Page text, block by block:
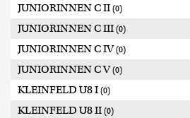
JUNIORINNEN C II (0)
JUNIORINNEN C III (0)
JUNIORINNEN C IV(0)
JUNIORINNEN C V(0)
KLEINFELD U8 I (0)
KLEINFELD U8 II (0)